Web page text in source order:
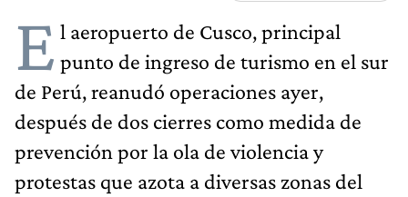
E l aeropuerto de Cusco, principal
punto de ingreso de turismo en el sur
de Perú, reanudó operaciones ayer,
después de dos cierres como medida de
prevención por la ola de violencia y
protestas que azota a diversas zonas del